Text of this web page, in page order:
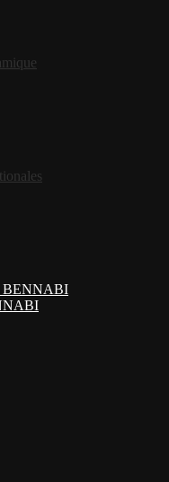
BENNABI